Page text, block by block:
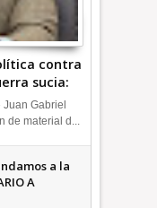
contra
sucia:
Gabriel
de material d...
a la
A